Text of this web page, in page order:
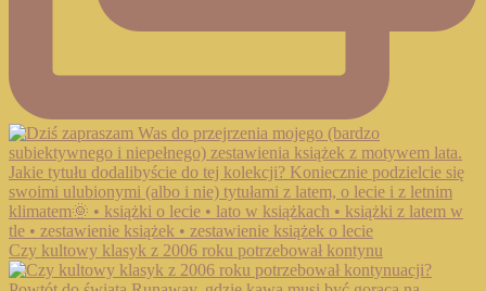
Czy kultowy klasyk z 2006 roku potrzebował kontynu